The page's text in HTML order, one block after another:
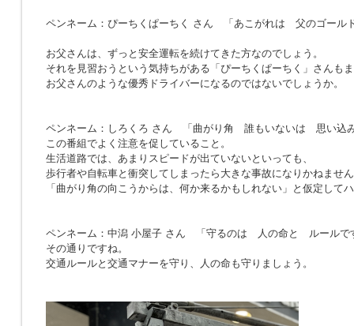
ペンネーム：ぴーちくぱーちく さん 「あこがれは 父のゴール
お父さんは、ずっと安全運転を続けてきた方なのでしょう。
それを見習おうという気持ちがある「ぴーちくぱーちく」さんも
お父さんのような優秀ドライバーになるのではないでしょうか。
ペンネーム：しろくろ さん
「曲がり角 誰もいないは 思い込
この番組でよく注意を促していること。
生活道路では、あまりスピードが出ていないといっても、
歩行者や自転車と衝突してしまったら大きな事故になりかねませ
「曲がり角の向こうからは、何か来るかもしれない」と仮定して
ペンネーム：中潟 小屋子 さん 「 守るのは 人の命と ルールで
その通りですね。
交通ルールと交通マナーを守り、人の命も守りましょう。